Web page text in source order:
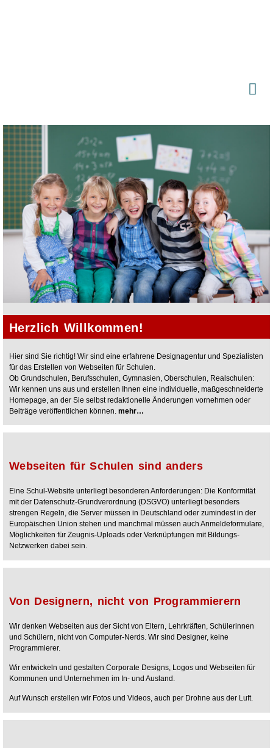
Herzlich Willkommen!
Hier sind Sie richtig! Wir sind eine erfahrene Designagentur und Spezialisten
für das Erstellen von Webseiten für Schulen.
Ob Grundschulen, Berufsschulen, Gymnasien, Oberschulen, Realschulen:
Wir kennen uns aus und erstellen Ihnen eine individuelle, maßgeschneiderte
Homepage, an der Sie selbst redaktionelle Änderungen vornehmen oder
Beiträge veröffentlichen können. mehr…
Webseiten für Schulen sind anders
Eine Schul-Website unterliegt besonderen Anforderungen: Die Konformität
mit der Datenschutz-Grundverordnung (DSGVO) unterliegt besonders
strengen Regeln, die Server müssen in Deutschland oder zumindest in der
Europäischen Union stehen und manchmal müssen auch Anmeldeformulare,
Möglichkeiten für Zeugnis-Uploads oder Verknüpfungen mit Bildungs-
Netzwerken dabei sein.
Von Designern, nicht von Programmierern
Wir denken Webseiten aus der Sicht von Eltern, Lehrkräften, Schülerinnen
und Schülern, nicht von Computer-Nerds. Wir sind Designer, keine
Programmierer.
Wir entwickeln und gestalten Corporate Designs, Logos und Webseiten für
Kommunen und Unternehmen im In- und Ausland.
Auf Wunsch erstellen wir Fotos und Videos, auch per Drohne aus der Luft.